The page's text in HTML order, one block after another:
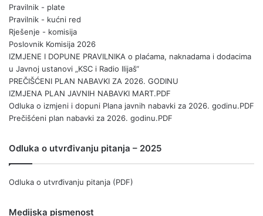
Pravilnik - plate
Pravilnik - kućni red
Rješenje - komisija
Poslovnik Komisija 2026
IZMJENE I DOPUNE PRAVILNIKA o plaćama, naknadama i dodacima
u Javnoj ustanovi „KSC i Radio Ilijaš“
PREČIŠĆENI PLAN NABAVKI ZA 2026. GODINU
IZMJENA PLAN JAVNIH NABAVKI MART.PDF
Odluka o izmjeni i dopuni Plana javnih nabavki za 2026. godinu.PDF
Prečišćeni plan nabavki za 2026. godinu.PDF
Odluka o utvrđivanju pitanja – 2025
Odluka o utvrđivanju pitanja (PDF)
Medijska pismenost